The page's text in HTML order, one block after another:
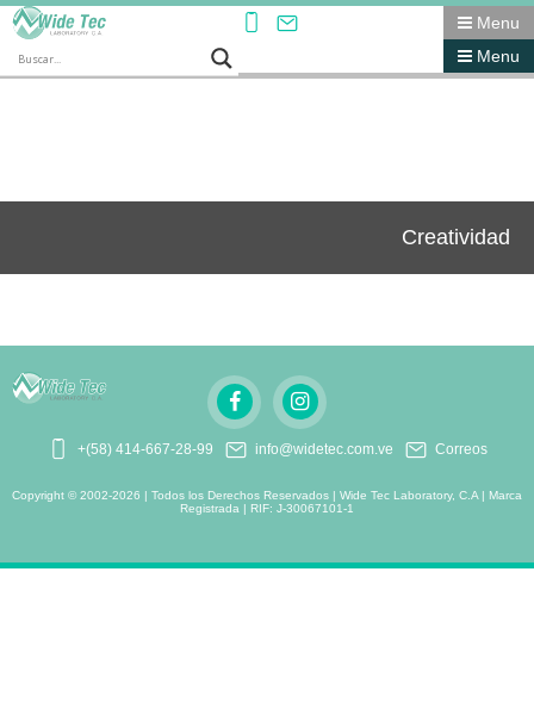
Menu
Menu
Creatividad
+(58) 414-667-28-99 info@widetec.com.ve Correos
Copyright © 2002-2026 | Todos los Derechos Reservados | Wide Tec Laboratory, C.A | Marca
Registrada | RIF: J-30067101-1